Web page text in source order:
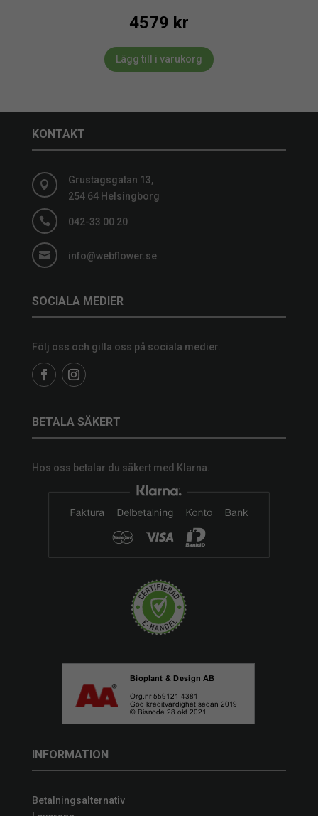
4579 kr
Lägg till i varukorg
KONTAKT

Grustagsgatan 13,
254 64 Helsingborg
 042-33 00 20
 info@webflower.se
SOCIALA MEDIER
Följ oss och gilla oss på sociala medier.
BETALA SÄKERT
Hos oss betalar du säkert med Klarna.
INFORMATION
Betalningsalternativ